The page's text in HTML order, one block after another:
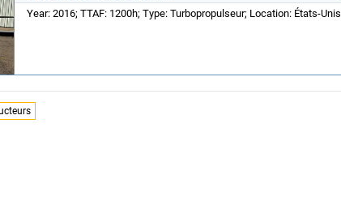
Year: 2016; TTAF: 1200h; Type: Turbopropulseur; Location: États-Unis